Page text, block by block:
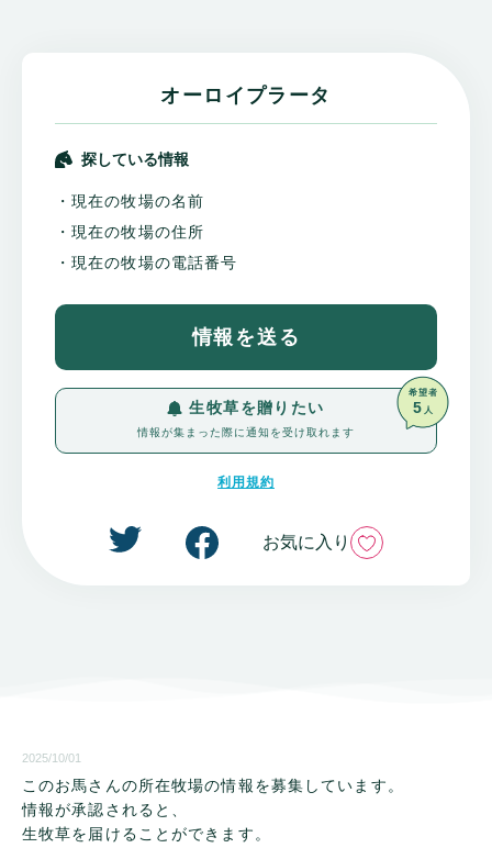
オーロイプラータ
探している情報
・現在の牧場の名前
・現在の牧場の住所
・現在の牧場の電話番号
情報を送る
生牧草を贈りたい
情報が集まった際に通知を受け取れます
希望者
5 人
利用規約
お気に入り
2025/10/01
このお馬さんの所在牧場の情報を募集しています。
情報が承認されると、
生牧草を届けることができます。